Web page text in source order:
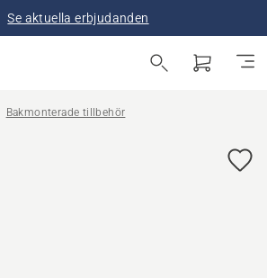
Se aktuella erbjudanden
Bakmonterade tillbehör